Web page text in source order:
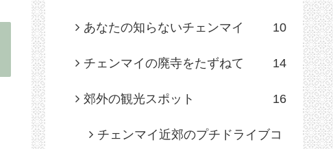
あなたの知らないチェンマイ 10
チェンマイの廃寺をたずねて 14
郊外の観光スポット 16
チェンマイ近郊のプチドライブコ